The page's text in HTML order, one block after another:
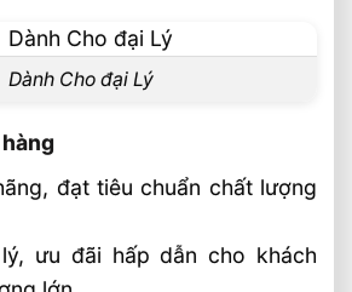
Dành Cho đại Lý
đạt tiêu chuẩn chất lượng
ưu đãi hấp dẫn cho khách